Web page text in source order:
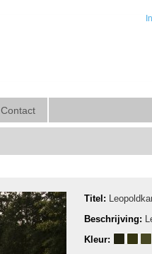
Contact
Titel:
Beschrijving:
Kleur: